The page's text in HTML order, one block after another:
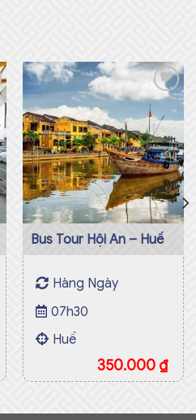
Add to
wishlist
Bus Tour Hội An – Huế
350.000 ₫
Hàng Ngày
07h30
Huế